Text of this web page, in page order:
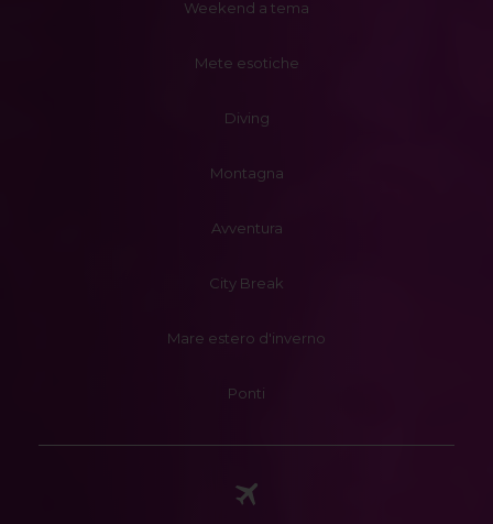
Weekend a tema
Mete esotiche
Diving
Montagna
Avventura
City Break
Mare estero d'inverno
Ponti